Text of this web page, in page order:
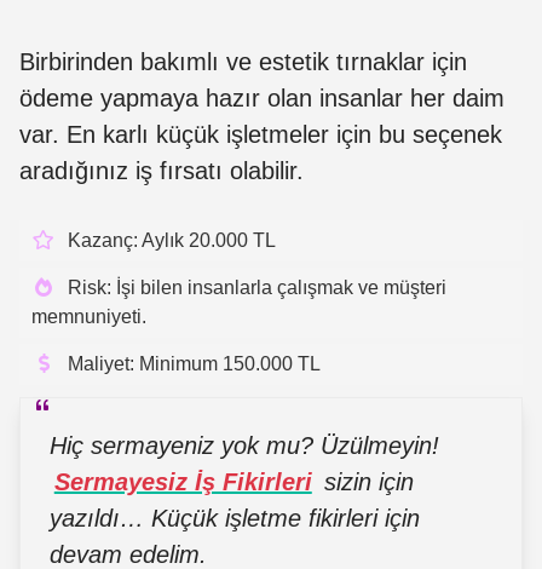
Birbirinden bakımlı ve estetik tırnaklar için
ödeme yapmaya hazır olan insanlar her daim
var. En karlı küçük işletmeler için bu seçenek
aradığınız iş fırsatı olabilir.
Kazanç: Aylık 20.000 TL
Risk: İşi bilen insanlarla çalışmak ve müşteri
memnuniyeti.
Maliyet: Minimum 150.000 TL
Hiç sermayeniz yok mu? Üzülmeyin!
Sermayesiz İş Fikirleri sizin için
yazıldı… Küçük işletme fikirleri için
devam edelim.